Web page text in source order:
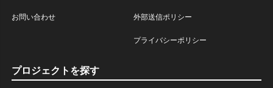
お問い合わせ 外部送信ポリシー
プライバシーポリシー
プロジェクトを探す